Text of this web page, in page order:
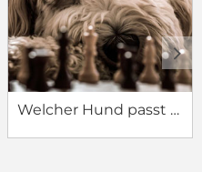
Welcher Hund passt zu mir?
d